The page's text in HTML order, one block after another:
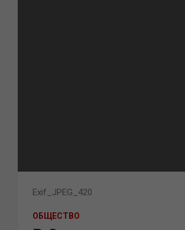
Exif_JPEG_420
ОБЩЕСТВО